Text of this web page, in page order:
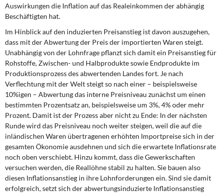
Auswirkungen die Inflation auf das Realeinkommen der abhängig
Beschäftigten hat.
Im Hinblick auf den induzierten Preisanstieg ist davon auszugehen,
dass mit der Abwertung der Preis der importierten Waren steigt.
Unabhängig von der Lohnfrage pflanzt sich damit ein Preisanstieg für
Rohstoffe, Zwischen- und Halbprodukte sowie Endprodukte im
Produktionsprozess des abwertenden Landes fort. Je nach
Verflechtung mit der Welt steigt so nach einer – beispielsweise
10%igen – Abwertung das interne Preisniveau zunächst um einen
bestimmten Prozentsatz an, beispielsweise um 3%, 4% oder mehr
Prozent. Damit ist der Prozess aber nicht zu Ende: In der nächsten
Runde wird das Preisniveau noch weiter steigen, weil die auf die
inländischen Waren übertragenen erhöhten Importpreise sich in der
gesamten Ökonomie ausdehnen und sich die erwartete Inflationsrate
noch oben verschiebt. Hinzu kommt, dass die Gewerkschaften
versuchen werden, die Reallöhne stabil zu halten. Sie bauen also
diesen Inflationsanstieg in ihre Lohnforderungen ein. Sind sie damit
erfolgreich, setzt sich der abwertungsinduzierte Inflationsanstieg